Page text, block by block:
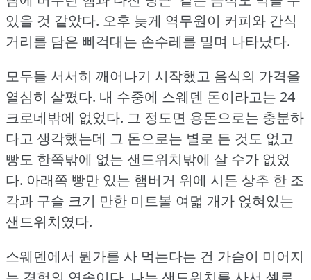
있을 것 같았다. 오후 늦게 역무원이 커피와 간식
거리를 담은 삐걱대는 손수레를 밀며 나타났다.
모두들 서서히 깨어나기 시작했고 음식의 가격을
열심히 살폈다. 내 수중에 스웨덴 돈이라고는 24
크로네밖에 없었다. 그 정도면 용돈으로는 충분하
다고 생각했는데 그 돈으로는 별로 든 것도 없고
빵도 한쪽밖에 없는 샌드위치밖에 살 수가 없었
다. 아래쪽 빵만 있는 햄버거 위에 시든 상추 한 조
각과 구슬 크기 만한 미트볼 여덟 개가 얹혀있는
샌드위치였다.
스웨덴에서 뭔가를 사 먹는다는 건 가슴이 미어지